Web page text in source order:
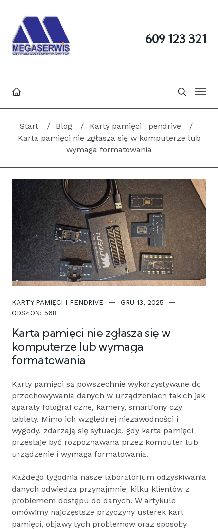
609 123 321
Start Blog
Karty pamięci i pendrive
Karta pamięci nie zgłasza się w komputerze lub
wymaga formatowania
KARTY PAMIĘCI I PENDRIVE
GRU 13, 2025
ODSŁON: 568
Karta pamięci nie zgłasza się w
komputerze lub wymaga
formatowania
Karty pamięci są powszechnie wykorzystywane do
przechowywania danych w urządzeniach takich jak
aparaty fotograficzne, kamery, smartfony czy
tablety. Mimo ich względnej niezawodności i
wygody, zdarzają się sytuacje, gdy karta pamięci
przestaje być rozpoznawana przez komputer lub
urządzenie i wymaga formatowania.
Każdego tygodnia nasze laboratorium odzyskiwania
danych odwiedza przynajmniej kilku klientów z
problemem dostępu do danych. W artykule
omówimy najczęstsze przyczyny usterek kart
pamięci, objawy tych problemów oraz sposoby